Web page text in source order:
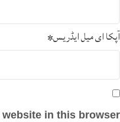
آپکا ای میل ایڈریس*
website in this browser